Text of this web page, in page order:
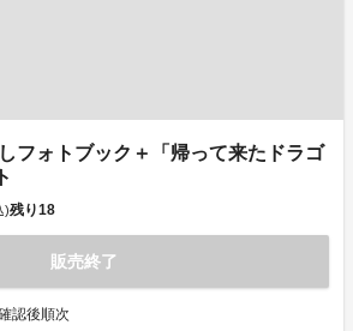
フォトブック＋「帰って来たドラゴ
)残り18
販売終了
認後順次